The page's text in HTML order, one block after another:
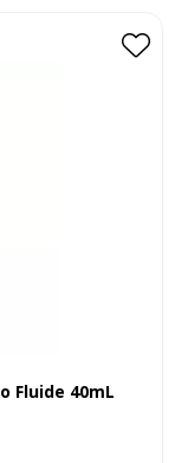
Fluide 40mL